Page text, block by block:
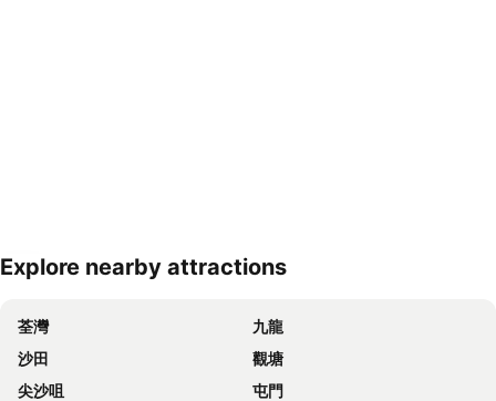
展開地圖
Explore nearby attractions
荃灣
九龍
沙田
觀塘
尖沙咀
屯門